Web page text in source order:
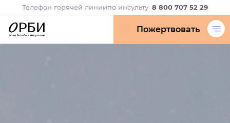
Телефон горячей линиипо инсульту 8 800 707 52 29
Пожертвовать